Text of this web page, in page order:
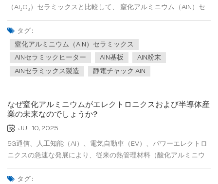
（Al₂O₃）セラミックスと比較して、 窒化アルミニウム（AlN）セ
ラミックス 次のような際立った利点があります。 AlNの最大の利
点は、その極めて高い熱伝導率です。理論値は320 W/(m·K)に達
し、これはアルミナの5～10倍に相当します。これは、同じ動作条
件下...
タグ :
窒化アルミニウム（AlN）セラミックス
AlNセラミックヒーター
AlN基板
AlN粉末
AlNセラミックス製造
静電チャック AlN
なぜ窒化アルミニウムがエレクトロニクスおよび半導体産
業の未来なのでしょうか?
JUL 10, 2025
5G通信、人工知能（AI）、電気自動車（EV）、パワーエレクトロ
ニクスの急速な発展により、従来の熱管理材料（酸化アルミニウ
ム、Al₂O₃など）では、高電力、高周波、高温環境の要求を満たす
ことができなくなりました。 窒化アルミニウム（AlN）は、超高熱
タグ :